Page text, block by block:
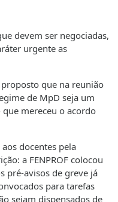
devem ser negociadas,
urgente as
que na reunião
de MpD seja um
mereceu o acordo
docentes pela
a FENPROF colocou
pré-avisos de greve já
para tarefas
sejam dispensados de